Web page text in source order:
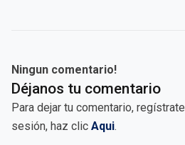
Ningun comentario!
Déjanos tu comentario
Para dejar tu comentario, regístrate
sesión, haz clic Aqui.